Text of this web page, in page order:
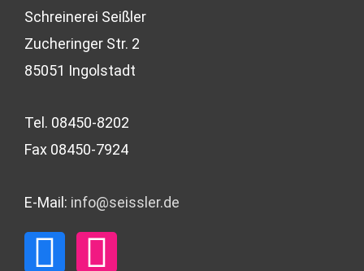
Schreinerei Seißler
Zucheringer Str. 2
85051 Ingolstadt
Tel. 08450-8202
Fax 08450-7924
E-Mail: info@seissler.de
F
I